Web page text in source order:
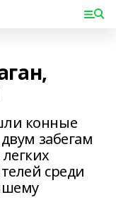
конные
забегам
среди